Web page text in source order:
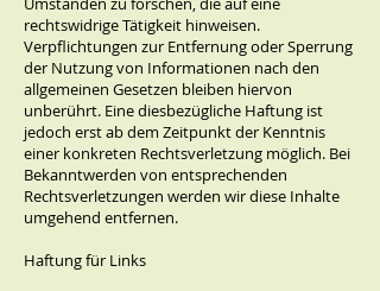
rechtswidrige Tätigkeit hinweisen.
Verpflichtungen zur Entfernung oder Sperrung
der Nutzung von Informationen nach den
allgemeinen Gesetzen bleiben hiervon
unberührt. Eine diesbezügliche Haftung ist
jedoch erst ab dem Zeitpunkt der Kenntnis
einer konkreten Rechtsverletzung möglich. Bei
Bekanntwerden von entsprechenden
Rechtsverletzungen werden wir diese Inhalte
umgehend entfernen.
Haftung für Links